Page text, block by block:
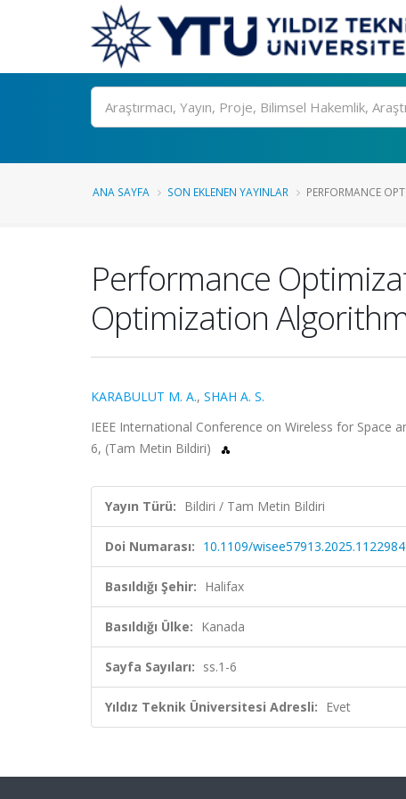
Ara
ANA SAYFA SON EKLENEN YAYINLAR PERFORMANCE
Performance
Optimization
KARABULUT M. A., SHAH A. S.
IEEE International Conference on Wireless for Space
6, (Tam Metin Bildiri)
Yayın Türü: Bildiri / Tam Metin Bildiri
Doi Numarası: 10.1109/
Basıldığı Şehir: Halifax
Basıldığı Ülke: Kanada
Sayfa Sayıları: ss.1-6
Yıldız Teknik Üniversitesi Adresli: Evet